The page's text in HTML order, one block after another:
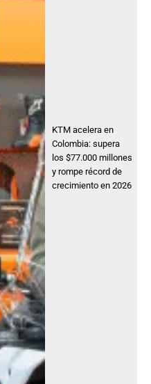
KTM acelera en
Colombia: supera
los $77.000 millones
y rompe récord de
crecimiento en 2026